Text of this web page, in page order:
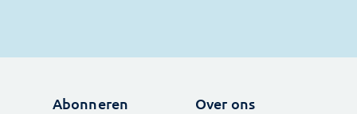
Abonneren Over ons